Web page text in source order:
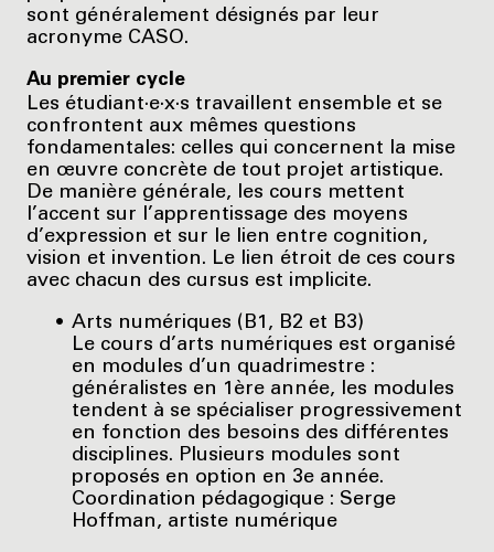
sont généralement désignés par leur
acronyme CASO.
Au premier cycle
Les étudiant·e·x·s travaillent ensemble et se
confrontent aux mêmes questions
fondamentales: celles qui concernent la mise
en œuvre concrète de tout projet artistique.
De manière générale, les cours mettent
l’accent sur l’apprentissage des moyens
d’expression et sur le lien entre cognition,
vision et invention. Le lien étroit de ces cours
avec chacun des cursus est implicite.
Arts numériques (B1, B2 et B3)
Le cours d’arts numériques est organisé
en modules d’un quadrimestre :
généralistes en 1ère année, les modules
tendent à se spécialiser progressivement
en fonction des besoins des différentes
disciplines. Plusieurs modules sont
proposés en option en 3e année.
Coordination pédagogique : Serge
Hoffman, artiste numérique